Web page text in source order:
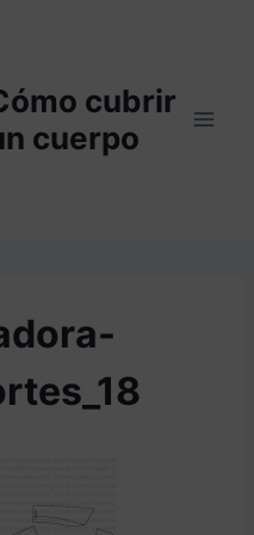
cubrir
cuerpo